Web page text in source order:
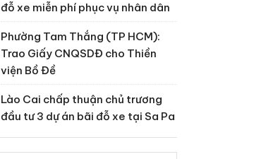
đỗ xe miễn phí phục vụ nhân dân
Phường Tam Thắng (TP HCM):
Trao Giấy CNQSDĐ cho Thiền
viện Bồ Đề
Lào Cai chấp thuận chủ trương
đầu tư 3 dự án bãi đỗ xe tại Sa Pa